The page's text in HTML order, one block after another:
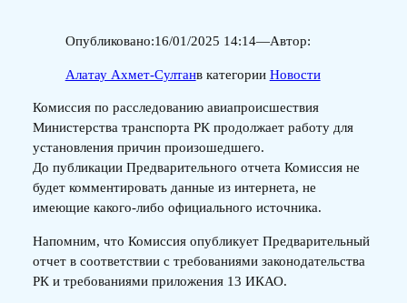
Опубликовано:16/01/2025 14:14—Автор:
Алатау Ахмет-Султанв категории Новости
Комиссия по расследованию авиапроисшествия
Министерства транспорта РК продолжает работу для
установления причин произошедшего.
До публикации Предварительного отчета Комиссия не
будет комментировать данные из интернета, не
имеющие какого-либо официального источника.
Напомним, что Комиссия опубликует Предварительный
отчет в соответствии с требованиями законодательства
РК и требованиями приложения 13 ИКАО.